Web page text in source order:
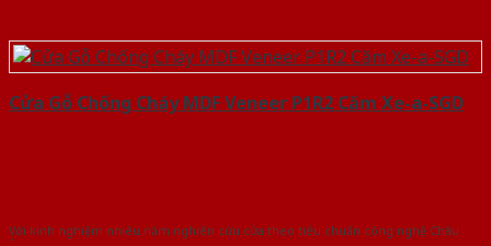
Cửa Gỗ Chống Cháy MDF Veneer P1R2 Căm Xe-a-SGD
Với kinh nghiệm nhiêu năm nghiên cứu cửa theo tiêu chuẩn công nghệ Châu